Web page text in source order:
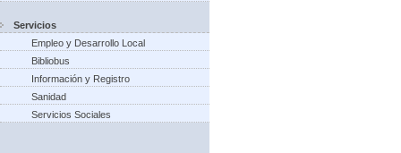
Servicios
Empleo y Desarrollo Local
Bibliobus
Información y Registro
Sanidad
Servicios Sociales